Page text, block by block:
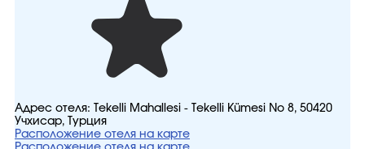
Адрес отеля:
Tekelli Mahallesi - Tekelli Kümesi No 8, 50420
Учхисар, Турция
Расположение отеля на карте